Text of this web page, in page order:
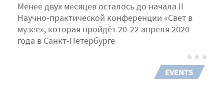
Менее двух месяцев осталось до начала II
Научно-практической конференции «Свет в
музее», которая пройдёт 20-22 апреля 2020
года в Санкт-Петербурге
EVENTS